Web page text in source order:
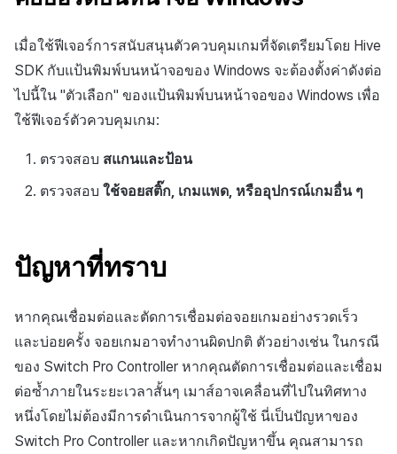
เมื่อใช้ฟีเจอร์การสนับสนุนตัวควบคุมเกมที่จัดเตรียมโดย Hive
SDK กับแป้นพิมพ์บนหน้าจอของ Windows จะต้องตั้งค่าดังต่อ
ไปนี้ใน "ตัวเลือก" ของแป้นพิมพ์บนหน้าจอของ Windows เพื่อ
ใช้ฟีเจอร์ตัวควบคุมเกม:
ตรวจสอบ สแกนและป้อน
ตรวจสอบ ใช้จอยสติ๊ก, เกมแพด, หรืออุปกรณ์เกมอื่น ๆ
ปัญหาที่ทราบ
หากคุณเชื่อมต่อและตัดการเชื่อมต่อจอยเกมอย่างรวดเร็ว
และบ่อยครั้ง จอยเกมอาจทำงานผิดปกติ ตัวอย่างเช่น ในกรณี
ของ Switch Pro Controller หากคุณตัดการเชื่อมต่อและเชื่อม
ต่อซ้ำภายในระยะเวลาสั้นๆ เมาส์อาจเคลื่อนที่ไปในทิศทาง
หนึ่งโดยไม่ต้องมีการดำเนินการจากผู้ใช้ นี่เป็นปัญหาของ
Switch Pro Controller และหากเกิดปัญหาขึ้น คุณสามารถ